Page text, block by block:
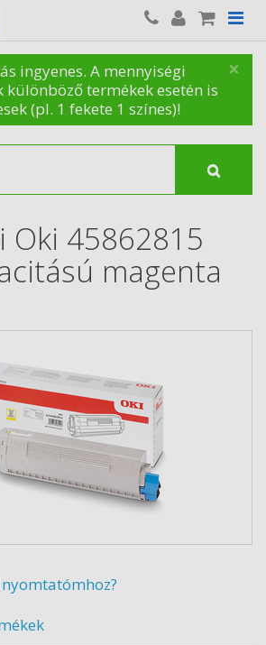
×
ingyenes. A mennyiségi
különböző termékek esetén is
(pl. 1 fekete 1 színes)!
Oki 45862815
magenta
nyomtatómhoz?